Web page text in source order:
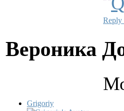
Reply
Вероника
Grigoriy